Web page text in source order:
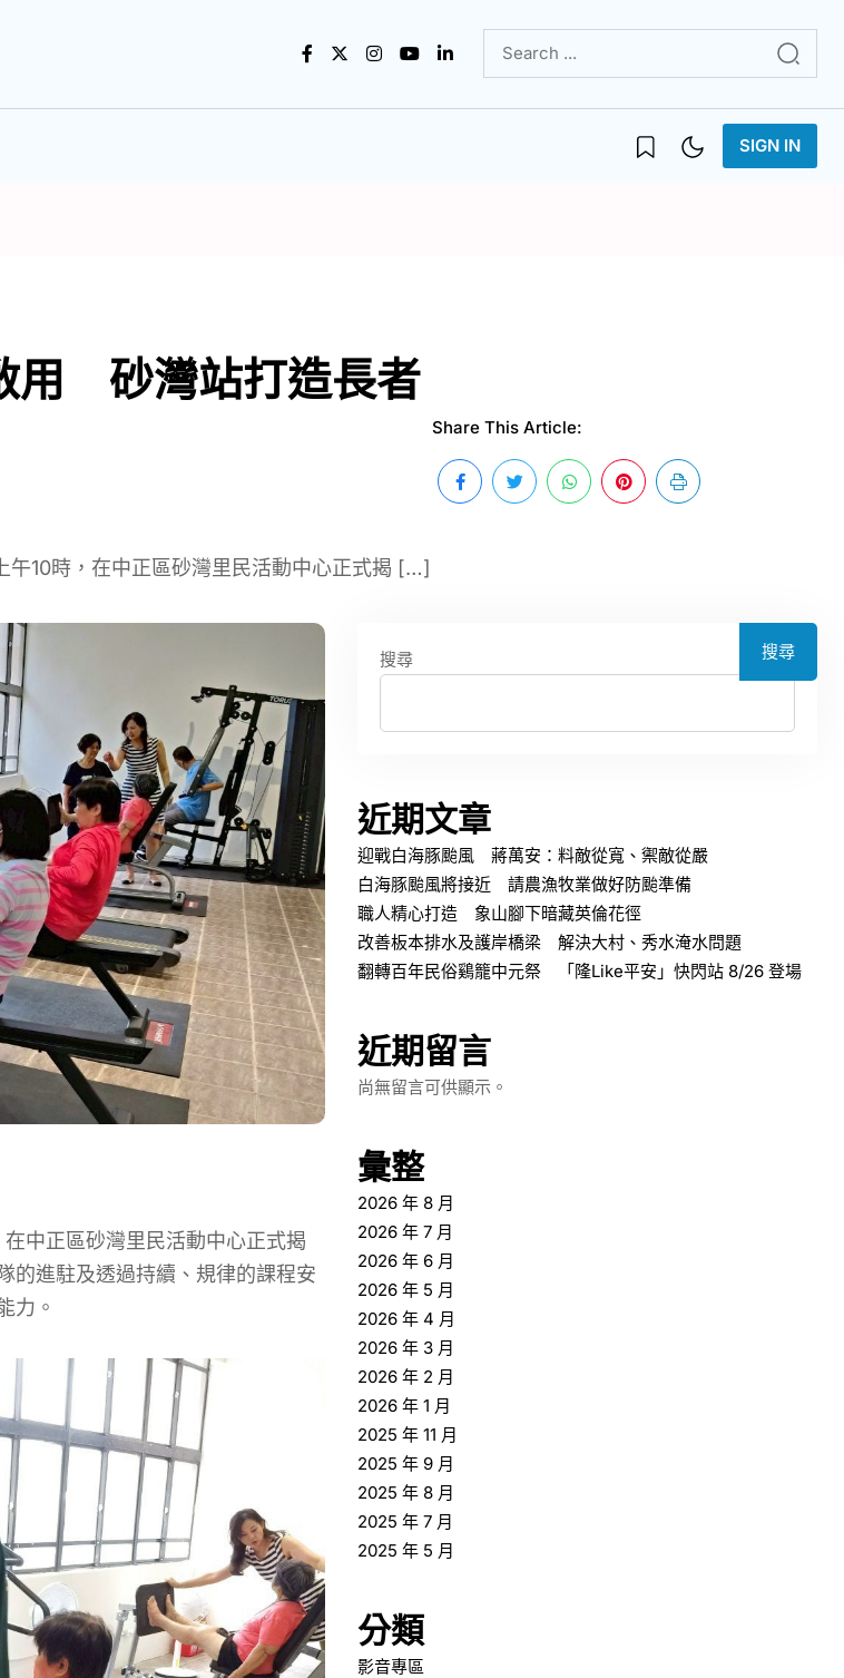
SIGN IN
用 砂灣站打造長者
午10時，在中正區砂灣里民活動中心正式揭 […]
Share This Article:
中正區砂灣里民活動中心正式揭
的進駐及透過持續、規律的課程安
力。
搜尋 搜尋
近期文章
迎戰白海豚颱風 蔣萬安：料敵從寬、禦敵從嚴
白海豚颱風將接近 請農漁牧業做好防颱準備
職人精心打造 象山腳下暗藏英倫花徑
改善板本排水及護岸橋梁 解決大村、秀水淹水問題
翻轉百年民俗鷄籠中元祭 「隆Like平安」快閃站 8/26 登場
近期留言
尚無留言可供顯示。
彙整
2026 年 8 月
2026 年 7 月
2026 年 6 月
2026 年 5 月
2026 年 4 月
2026 年 3 月
2026 年 2 月
2026 年 1 月
2025 年 11 月
2025 年 9 月
2025 年 8 月
2025 年 7 月
2025 年 5 月
分類
影音專區